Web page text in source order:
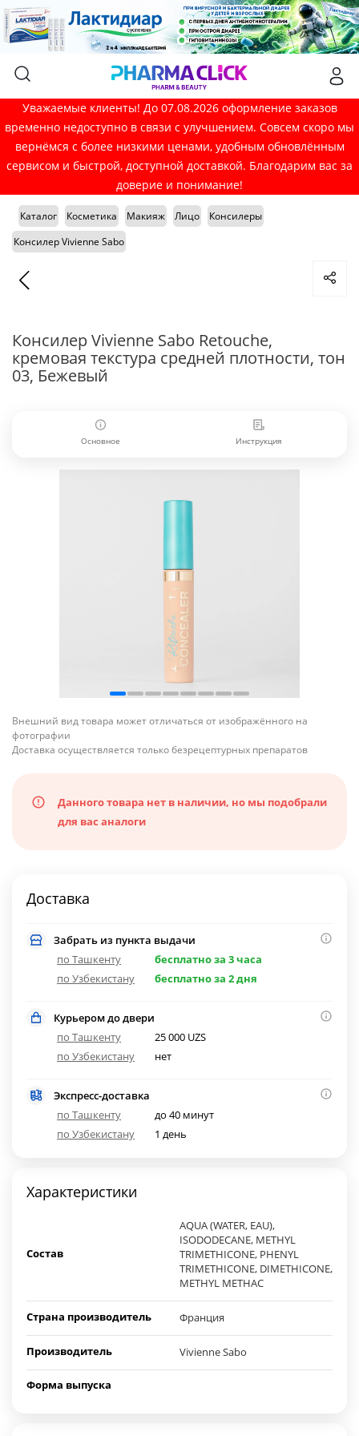
Уважаемые клиенты! До 07.08.2026 оформление заказов
временно недоступно в связи с улучшением. Совсем скоро мы
вернёмся с более низкими ценами, удобным обновлённым
сервисом и быстрой, доступной доставкой. Благодарим вас за
доверие и понимание!
Каталог Косметика Макияж Лицо
Консилеры
Консилер Vivienne Sabo
Консилер Vivienne Sabo Retouche,
кремовая текстура средней плотности, тон
03, Бежевый
Основное Инструкция
Внешний вид товара может отличаться от изображённого на
фотографии
Доставка осуществляется только безрецептурных препаратов
Данного товара нет в наличии, но мы подобрали
для вас аналоги
Доставка
Забрать из пункта выдачи
по Ташкенту
бесплатно за 3 часа
по Узбекистану
бесплатно за 2 дня
Курьером до двери
по Ташкенту
25 000 UZS
по Узбекистану
нет
Экспресс-доставка
по Ташкенту
до 40 минут
по Узбекистану
1 день
Характеристики
Состав
AQUA (WATER, EAU),
ISODODECANE, METHYL
TRIMETHICONE, PHENYL
TRIMETHICONE, DIMETHICONE,
METHYL METHAC
Страна производитель Франция
Производитель Vivienne Sabo
Форма выпуска